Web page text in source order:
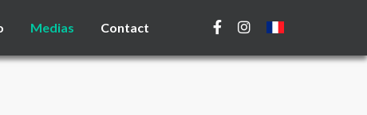
Medias Contact